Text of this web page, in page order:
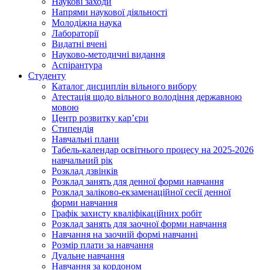
Напрями наукової діяльності
Молодіжна наука
Лабораторії
Видатні вчені
Науково-методичні видання
Аспірантура
Студенту
Каталог дисциплін вільного вибору
Атестація щодо вільного володіння державною
мовою
Центр розвитку кар’єри
Стипендія
Навчальні плани
Табель-календар освітнього процесу на 2025-2026
навчальний рік
Розклад дзвінків
Розклад занять для денної форми навчання
Розклад заліково-екзаменаційної сесії денної
форми навчання
Графік захисту кваліфікаційних робіт
Розклад занять для заочної форми навчання
Навчання на заочній формі навчанні
Розмір плати за навчання
Дуальне навчання
Навчання за кордоном